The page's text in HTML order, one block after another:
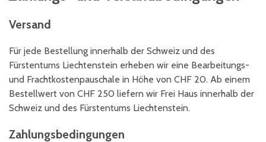
Versand
Für jede Bestellung innerhalb der Schweiz und des
Fürstentums Liechtenstein erheben wir eine Bearbeitungs-
und Frachtkostenpauschale in Höhe von CHF 20. Ab einem
Bestellwert von CHF 250 liefern wir Frei Haus innerhalb der
Schweiz und des Fürstentums Liechtenstein.
Zahlungsbedingungen